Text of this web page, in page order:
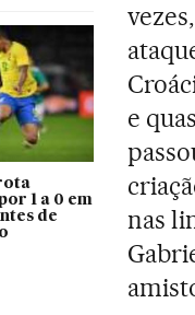
1 a 0 em
de
e
nas